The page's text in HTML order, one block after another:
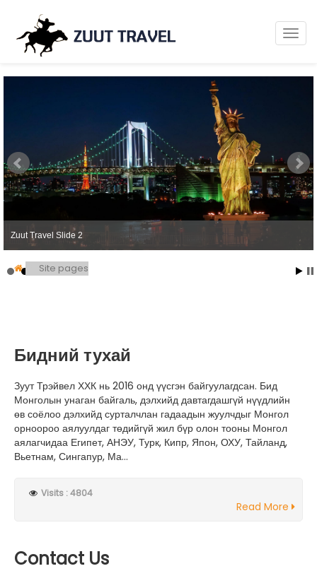
Zuut Travel Slide 2
Site pages
Бидний тухай
Зуут Трэйвел ХХК нь 2016 онд үүсгэн байгуулагдсан. Бид
Монголын унаган байгаль, дэлхийд давтагдашгүй нүүдлийн
өв соёлоо дэлхийд сурталчлан гадаадын жуулчдыг Монгол
орноороо аялуулдаг төдийгүй жил бүр олон тооны Монгол
аялагчидаа Египет, АНЭУ, Турк, Кипр, Япон, ОХУ, Тайланд,
Вьетнам, Сингапур, Ма...
Visits : 4804
Read More
Contact Us